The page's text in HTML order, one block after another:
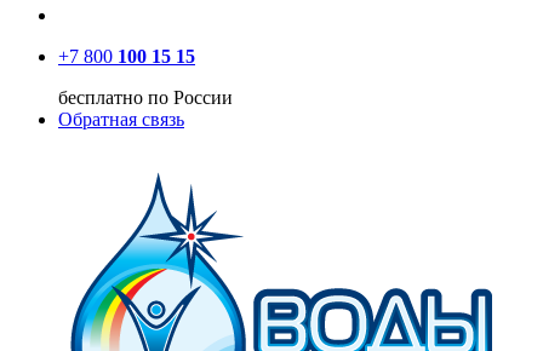
+7 800 100 15 15
бесплатно по России
Обратная связь